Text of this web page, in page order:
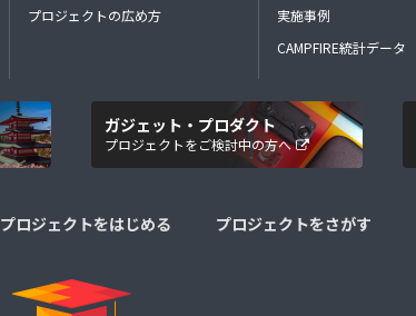
プロジェクトの広め方
実施事例
CAMPFIRE統計データ
ガジェット・プロダクト
プロジェクトをご検討中の方へ
プロジェクトをはじめる プロジェクトをさがす